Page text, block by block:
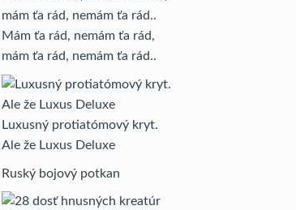
Mám ťa rád, nemám ťa rád,
mám ťa rád, nemám ťa rád..
Luxusný protiatómový kryt.
Ale že Luxus Deluxe
Ruský bojový potkan